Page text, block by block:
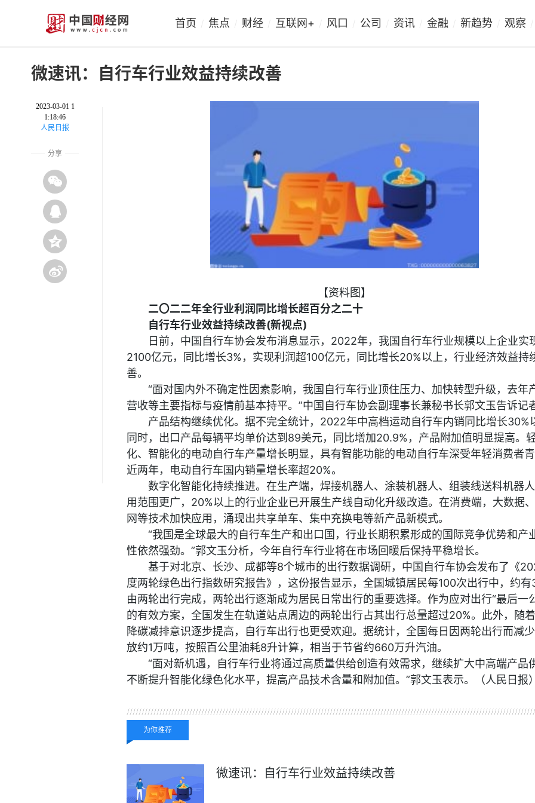
首页 焦点 财经 互联网+ 风口 公司 资讯 金融 新趋势 观察
微速讯：自行车行业效益持续改善
2023-03-01 1
1:18:46
人民日报
分享
【资料图】
二〇二二年全行业利润同比增长超百分之二十
自行车行业效益持续改善(新视点)
日前，中国自行车协会发布消息显示，2022年，我国自行车行业规模以上企业实
2100亿元，同比增长3%，实现利润超100亿元，同比增长20%以上，行业经济效益持
善。
“面对国内外不确定性因素影响，我国自行车行业顶住压力、加快转型升级，去年
营收等主要指标与疫情前基本持平。”中国自行车协会副理事长兼秘书长郭文玉告诉记
产品结构继续优化。据不完全统计，2022年中高档运动自行车内销同比增长30%
同时，出口产品每辆平均单价达到89美元，同比增加20.9%，产品附加值明显提高。
化、智能化的电动自行车产量增长明显，具有智能功能的电动自行车深受年轻消费者
近两年，电动自行车国内销量增长率超20%。
数字化智能化持续推进。在生产端，焊接机器人、涂装机器人、组装线送料机器
用范围更广，20%以上的行业企业已开展生产线自动化升级改造。在消费端，大数据
网等技术加快应用，涌现出共享单车、集中充换电等新产品新模式。
“我国是全球最大的自行车生产和出口国，行业长期积累形成的国际竞争优势和产
性依然强劲。”郭文玉分析，今年自行车行业将在市场回暖后保持平稳增长。
基于对北京、长沙、成都等8个城市的出行数据调研，中国自行车协会发布了《
度两轮绿色出行指数研究报告》，这份报告显示，全国城镇居民每100次出行中，约
由两轮出行完成，两轮出行逐渐成为居民日常出行的重要选择。作为应对出行“最后一
的有效方案，全国发生在轨道站点周边的两轮出行占其出行总量超过20%。此外，随
降碳减排意识逐步提高，自行车出行也更受欢迎。据统计，全国每日因两轮出行而减
放约1万吨，按照百公里油耗8升计算，相当于节省约660万升汽油。
“面对新机遇，自行车行业将通过高质量供给创造有效需求，继续扩大中高端产品
不断提升智能化绿色化水平，提高产品技术含量和附加值。”郭文玉表示。（人民日报
为你推荐
微速讯：自行车行业效益持续改善